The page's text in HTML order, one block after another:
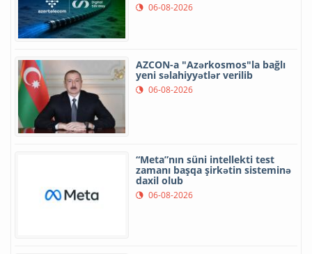
06-08-2026
AZCON-a "Azərkosmos"la bağlı
yeni səlahiyyətlər verilib
06-08-2026
“Meta”nın süni intellekti test
zamanı başqa şirkətin sisteminə
daxil olub
06-08-2026